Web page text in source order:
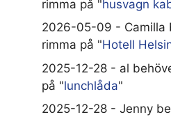
rimma på "husvagn
2026-05-09 - Camilla
rimma på "Hotell
2025-12-28 - al
på "lunchlåda"
2025-12-28 - Jenny